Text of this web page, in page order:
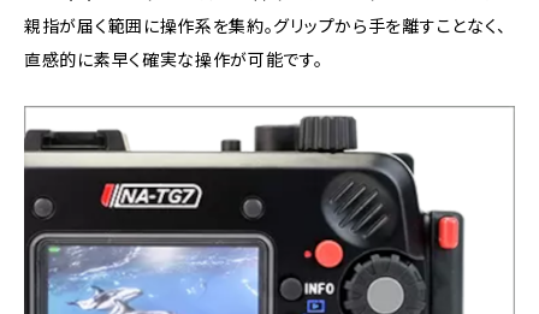
親指が届く範囲に操作系を集約。グリップから手を離すことなく、
直感的に素早く確実な操作が可能です。